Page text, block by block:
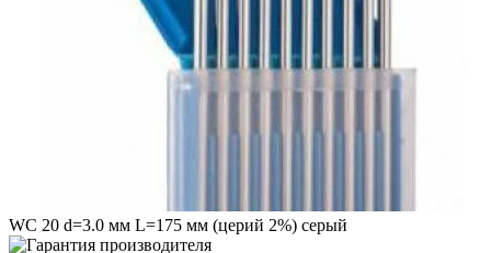
WC 20 d=3.0 мм L=175 мм (церий 2%) серый